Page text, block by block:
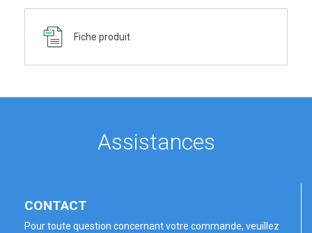
Fiche produit
Assistances
CONTACT
Pour toute question concernant votre commande, veuillez